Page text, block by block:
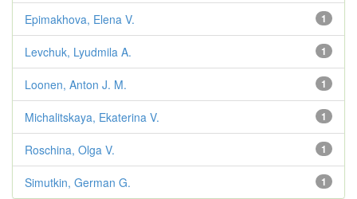
1
Epimakhova, Elena V.
1
Levchuk, Lyudmila A.
1
Loonen, Anton J. M.
1
Michalitskaya, Ekaterina V.
1
Roschina, Olga V.
1
Simutkin, German G.